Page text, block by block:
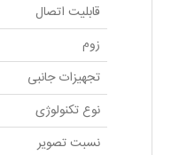
قابلیت اتصال
زوم
تجهیزات جانبی
نوع تکنولوژی
نسبت تصویر